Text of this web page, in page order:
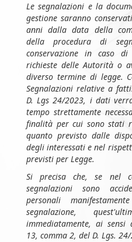
Le segnalazioni e la
gestione saranno
anni dalla data della
della procedura di
conservazione in caso
richieste delle Autorità o
diverso termine di legge.
Segnalazioni relative a
D. Lgs 24/2023, i dati
tempo strettamente
finalità per cui sono stati
quanto previsto dalle
degli interessati e nel
previsti per Legge.
Si precisa che, se nel
segnalazioni sono
personali
segnalazione,
immediatamente, ai
13, comma 2, del D. Lgs.